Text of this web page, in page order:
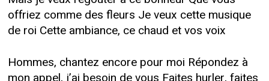
offriez comme des fleurs Je veux cette musique
de roi Cette ambiance, ce chaud et vos voix
Hommes, chantez encore pour moi Répondez à